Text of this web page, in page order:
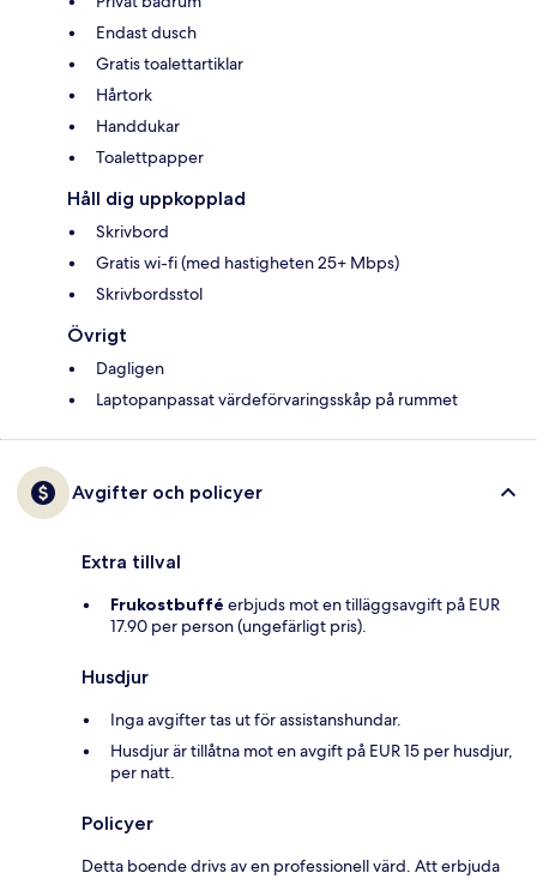
Endast dusch
Gratis toalettartiklar
Hårtork
Handdukar
Toalettpapper
Håll dig uppkopplad
Skrivbord
Gratis wi-fi (med hastigheten 25+ Mbps)
Skrivbordsstol
Övrigt
Dagligen
Laptopanpassat värdeförvaringsskåp på rummet
Avgifter och policyer
Extra tillval
Frukostbuffé erbjuds mot en tilläggsavgift på EUR
17.90 per person (ungefärligt pris).
Husdjur
Inga avgifter tas ut för assistanshundar.
Husdjur är tillåtna mot en avgift på EUR 15 per husdjur,
per natt.
Policyer
Detta boende drivs av en professionell värd. Att erbjuda